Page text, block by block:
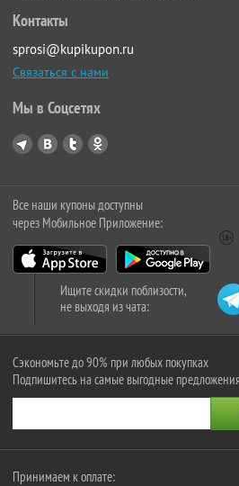
Контакты
sprosi@kupikupon.ru
Связаться с нами
Мы в Соцсетях
Все наши купоны доступны
через Мобильное Приложение:
Ищите скидки поблизости,
не выходя из чата:
Сэкономьте до 90% при любых покупках
Подпишитесь на самые выгодные предложения
Принимаем к оплате: